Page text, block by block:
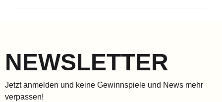
NEWSLETTER
Jetzt anmelden und keine Gewinnspiele und News mehr
verpassen!